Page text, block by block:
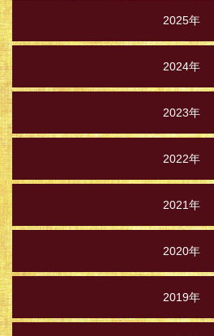
2025年
2024年
2023年
2022年
2021年
2020年
2019年